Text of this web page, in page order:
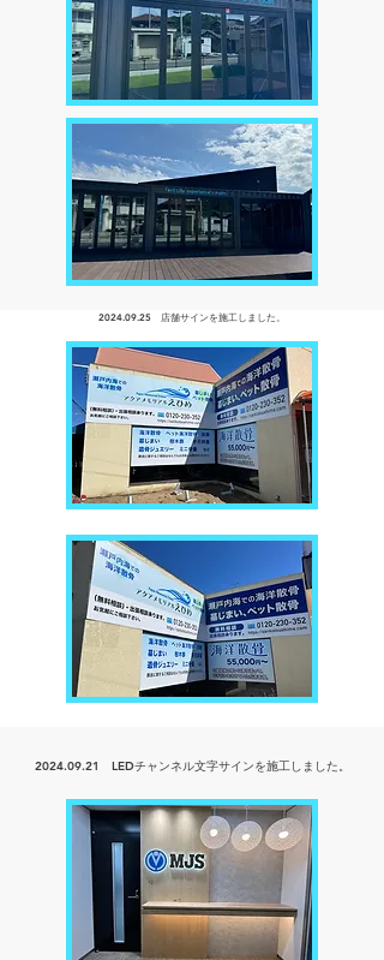
2024.09.25 店舗サインを施工しました。
2024.09.21 LEDチャンネル文字サインを施工しました。